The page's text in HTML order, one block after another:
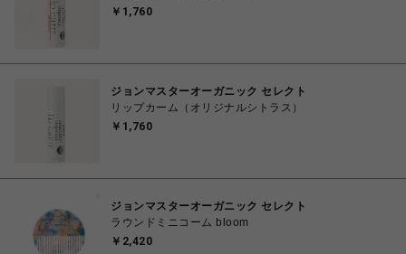
￥1,760
ジョンマスターオーガニック セレクト
リップカーム（オリジナルシトラス）
￥1,760
ジョンマスターオーガニック セレクト
ラウンドミニコーム bloom
￥2,420